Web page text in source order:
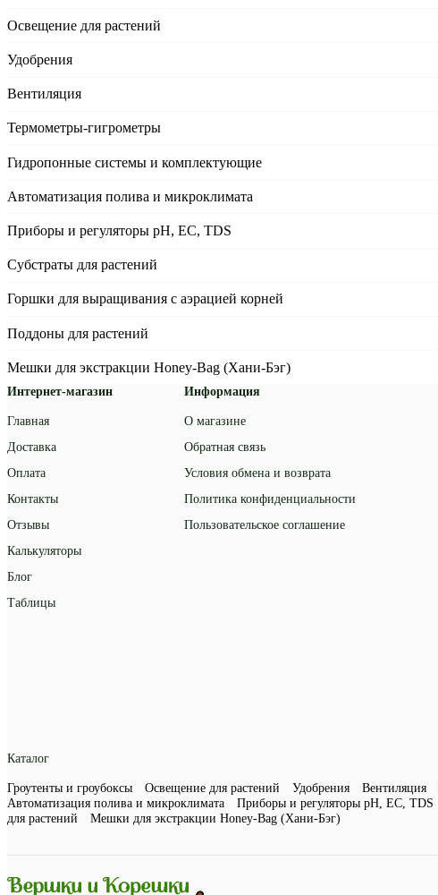
Освещение для растений
Удобрения
Вентиляция
Термометры-гигрометры
Гидропонные системы и комплектующие
Автоматизация полива и микроклимата
Приборы и регуляторы рН, EC, TDS
Субстраты для растений
Горшки для выращивания с аэрацией корней
Поддоны для растений
Мешки для экстракции Honey-Bag (Хани-Бэг)
Интернет-магазин
Главная
Доставка
Оплата
Контакты
Отзывы
Калькуляторы
Блог
Таблицы
Информация
О магазине
Обратная связь
Условия обмена и возврата
Политика конфиденциальности
Пользовательское соглашение
Каталог
Гроутенты и гроубоксы Освещение для растений Удобрения Вентиляция
Автоматизация полива и микроклимата
Приборы и регуляторы рН, EC, TDS
для растений
Мешки для экстракции Honey-Bag (Хани-Бэг)